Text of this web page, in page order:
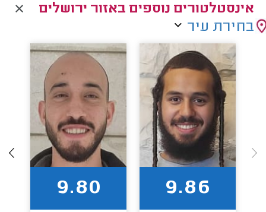
אינסטלטורים נוספים באזור ירושלים
בחירת עיר
9.86
9.80